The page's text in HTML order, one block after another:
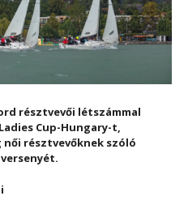
résztvevői létszámmal
Cup-Hungary-t,
résztvevőknek szóló